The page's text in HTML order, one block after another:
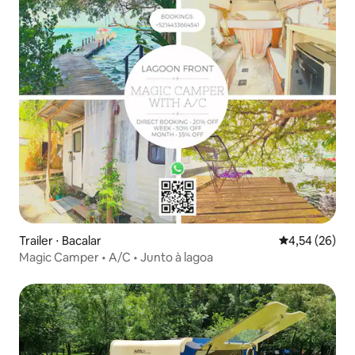
Trailer ⋅ Bacalar 4,54 de uma
4,54 (26)
Magic Camper • A/C • Junto à lagoa